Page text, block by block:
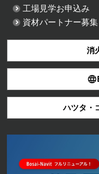
工場見学お申込み
資材パートナー募集
消
ハツタ・